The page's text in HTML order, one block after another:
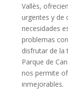
Vallès,
urgentes y de
necesidades
problemas
disfrutar de la
Parque de
nos permite
inmejorables.